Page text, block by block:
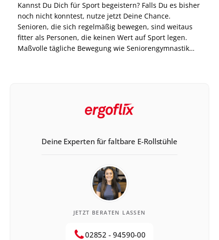
Kannst Du Dich für Sport begeistern? Falls Du es bisher
noch nicht konntest, nutze jetzt Deine Chance.
Senioren, die sich regelmäßig bewegen, sind weitaus
fitter als Personen, die keinen Wert auf Sport legen.
Maßvolle tägliche Bewegung wie Seniorengymnastik
Deine Experten für faltbare E-Rollstühle
JETZT BERATEN LASSEN
02852 - 94590-00